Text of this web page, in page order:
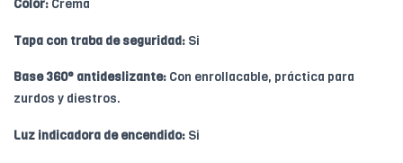
Color: Crema
Tapa con traba de seguridad: Si
Base 360° antideslizante: Con enrollacable, práctica para
zurdos y diestros.
Luz indicadora de encendido: Si